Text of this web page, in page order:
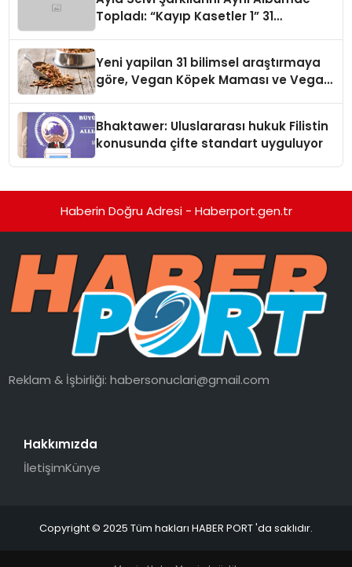
Topladı: “Kayıp Kasetler 1” 31
Yeni yapilan 31 bilimsel araştırmaya
göre, Vegan Köpek Maması ve Vegan
Bhaktawer: Uluslararası hukuk Filistin
konusunda çifte standart uyguluyor
Haberin Doğru Adresi - Haberport.gen.tr
Reklam & İşbirliği:habersonuclari@gmail.com
Hakkımızda
İletişimKünye
Copyright © 2025 Tüm hakları HABER PORT 'da saklıdır.